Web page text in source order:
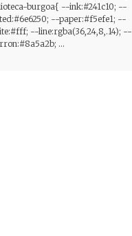
burgoa{ --ink:#241c10; --
--paper:#f5efe1; --
--line:rgba(36,24,8,.14); --
...